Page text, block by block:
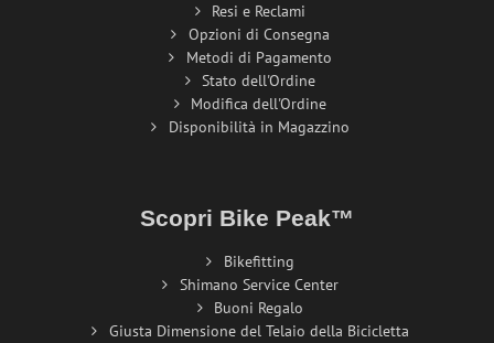
Resi e Reclami
Opzioni di Consegna
Metodi di Pagamento
Stato dell'Ordine
Modifica dell'Ordine
Disponibilità in Magazzino
Scopri Bike Peak™
Bikefitting
Shimano Service Center
Buoni Regalo
Giusta Dimensione del Telaio della Bicicletta